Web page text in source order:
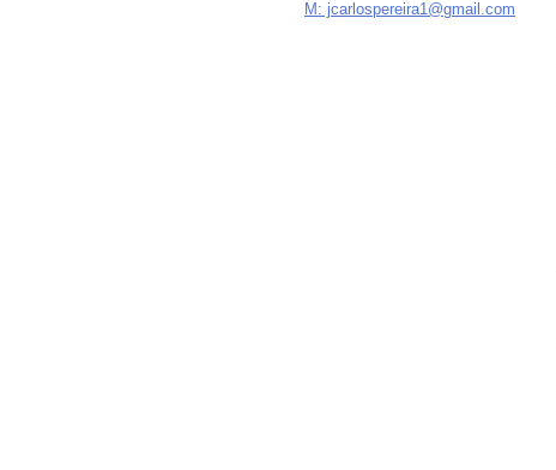
M: jcarlospereira1@gmail.com